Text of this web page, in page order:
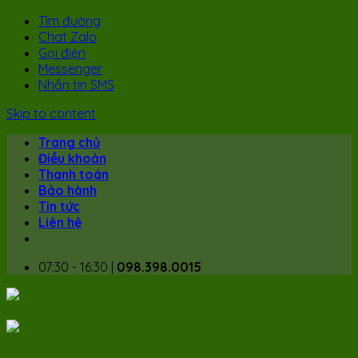
Tìm đường
Chat Zalo
Gọi điện
Messenger
Nhắn tin SMS
Skip to content
Trang chủ
Điều khoản
Thanh toán
Bảo hành
Tin tức
Liên hệ
07:30 - 16:30 | 098.398.0015